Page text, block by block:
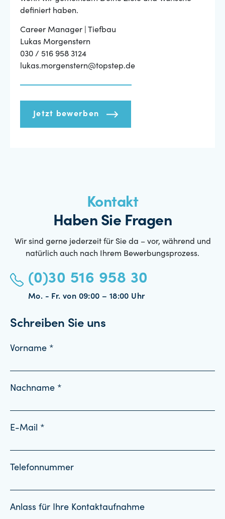
definiert haben.
Career Manager | Tiefbau
Lukas Morgenstern
030 / 516 958 3124
lukas.morgenstern@topstep.de
Jetzt bewerben
Kontakt
Haben Sie Fragen
Wir sind gerne jederzeit für Sie da – vor, während und
natürlich auch nach Ihrem Bewerbungsprozess.
(0)30 516 958 30
Mo. - Fr. von 09:00 – 18:00 Uhr
Schreiben Sie uns
Vorname *
Nachname *
E-Mail *
Telefonnummer
Anlass für Ihre Kontaktaufnahme